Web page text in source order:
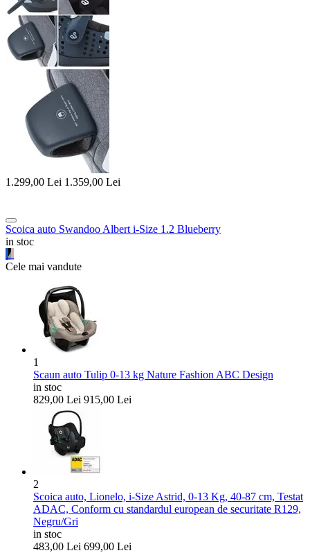
1.299,00 Lei 1.359,00 Lei
Scoica auto Swandoo Albert i-Size 1.2 Blueberry
in stoc
Cele mai vandute
1
Scaun auto Tulip 0-13 kg Nature Fashion ABC Design
in stoc
829,00 Lei 915,00 Lei
2
Scoica auto, Lionelo, i-Size Astrid, 0-13 Kg, 40-87 cm, Testat
ADAC, Conform cu standardul european de securitate R129,
Negru/Gri
in stoc
483,00 Lei 699,00 Lei